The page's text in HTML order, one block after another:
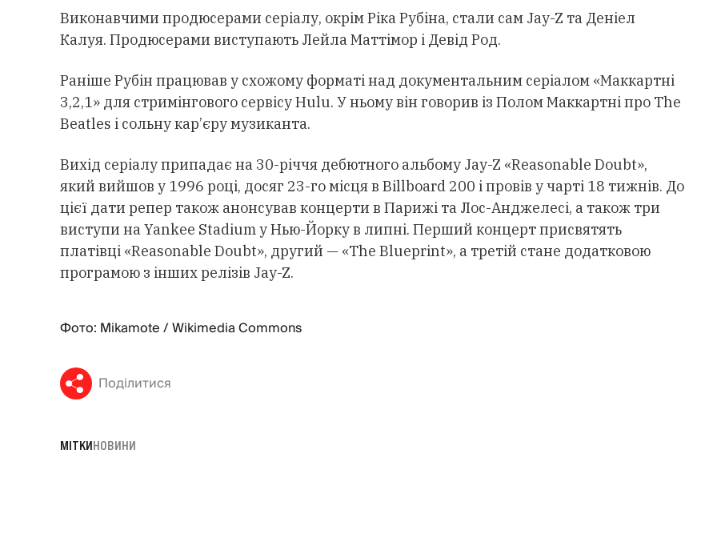
Виконавчими продюсерами серіалу, окрім Ріка Рубіна, стали сам Jay-Z та Деніел
Калуя. Продюсерами виступають Лейла Маттімор і Девід Род.
Раніше Рубін працював у схожому форматі над документальним серіалом «Маккартні
3,2,1» для стримінгового сервісу Hulu. У ньому він говорив із Полом Маккартні про The
Beatles і сольну кар’єру музиканта.
Вихід серіалу припадає на 30-річчя дебютного альбому Jay-Z «Reasonable Doubt»,
який вийшов у 1996 році, досяг 23-го місця в Billboard 200 і провів у чарті 18 тижнів. До
цієї дати репер також анонсував концерти в Парижі та Лос-Анджелесі, а також три
виступи на Yankee Stadium у Нью-Йорку в липні. Перший концерт присвятять
платівці «Reasonable Doubt», другий — «The Blueprint», а третій стане додатковою
програмою з інших релізів Jay-Z.
Фото: Mikamote / Wikimedia Commons
Поділитися
МІТКИНОВИНИ